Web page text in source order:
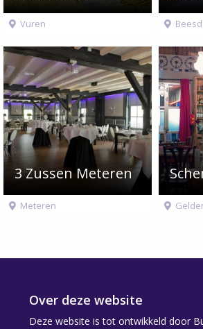
Vuren Beesd
3 Zussen Meteren
Meteren
Meer
over
de
Beurs
Over deze website
Deze website is tot ontwikkeld door